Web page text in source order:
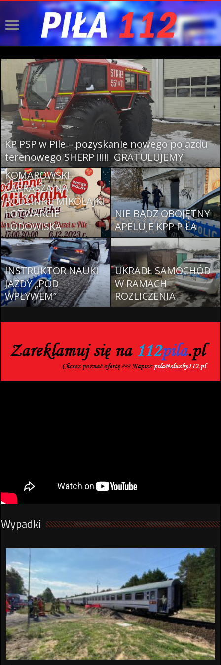
KP PSP w Pile – pozyskanie nowego pojazdu
terenowego SHERP !!!!!! GRATULUJEMY!
STAROSTA PILSKI
ELIGIUSZ
KOMAROWSKI
ZAPRASZA NA
RODZINNE MIKOŁAJKI
I OTWARCIE
LODOWISKA
NIE BĄDŹ OBOJĘTNY
APELUJE KPP PIŁA
INSTRUKTOR NAUKI
JAZDY „POD
WPŁYWEM”
UKRADŁ SAMOCHÓD
W RAMACH
ROZLICZENIA
Wypadki